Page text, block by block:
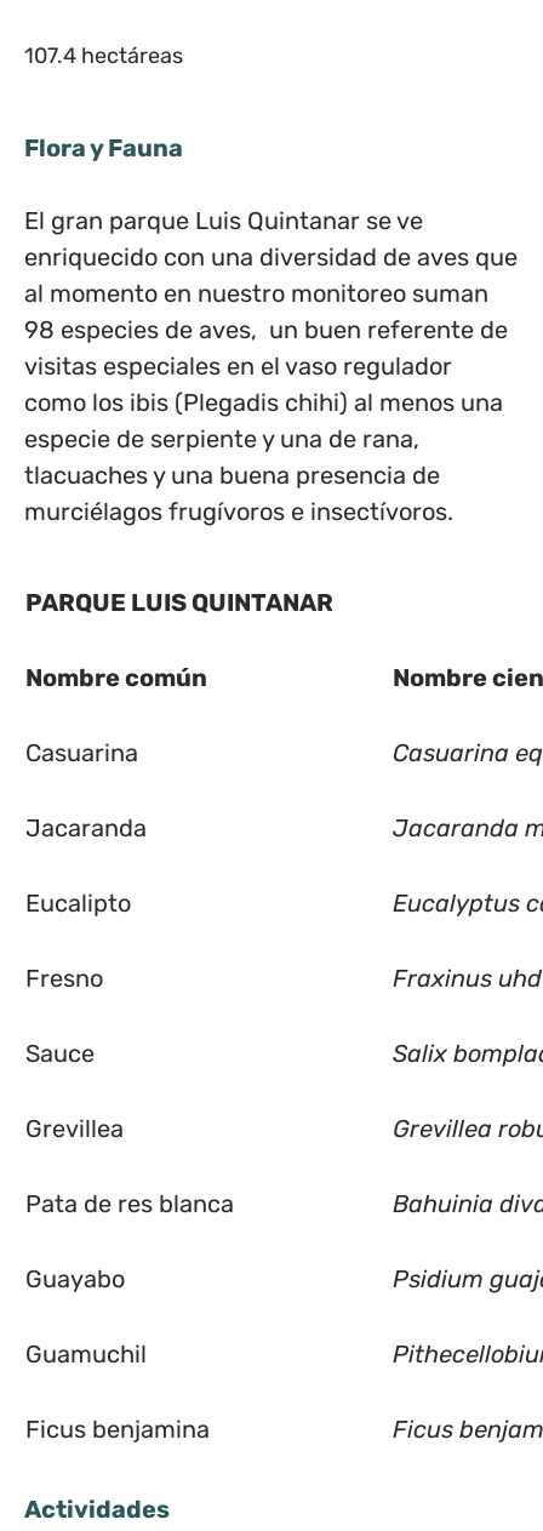
107.4 hectáreas
Flora y Fauna
El gran parque Luis Quintanar se ve
enriquecido con una diversidad de aves que
al momento en nuestro monitoreo suman
98 especies de aves, un buen referente de
visitas especiales en el vaso regulador
como los ibis (Plegadis chihi) al menos una
especie de serpiente y una de rana,
tlacuaches y una buena presencia de
murciélagos frugívoros e insectívoros.
PARQUE LUIS QUINTANAR
Nombre común Nombre
Casuarina Casuarina
Jacaranda Jacaranda
Eucalipto Eucalyptus
Fresno Fraxinus
Sauce Salix
Grevillea Grevillea
Pata de res blanca Bahuinia
Guayabo Psidium
Guamuchil
Ficus benjamina Ficus
Actividades